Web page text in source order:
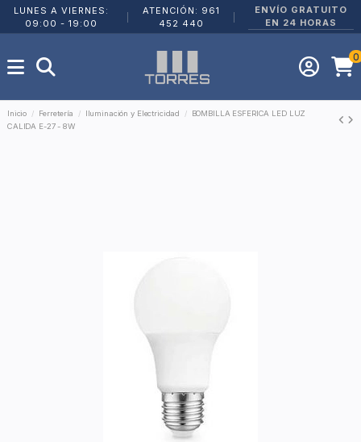
LUNES A VIERNES:
09:00 - 19:00
ATENCIÓN: 961
452 440
ENVÍO GRATUITO
EN 24 HORAS
0
Inicio Ferretería Iluminación y Electricidad
BOMBILLA ESFERICA LED LUZ
CALIDA E-27 - 8W